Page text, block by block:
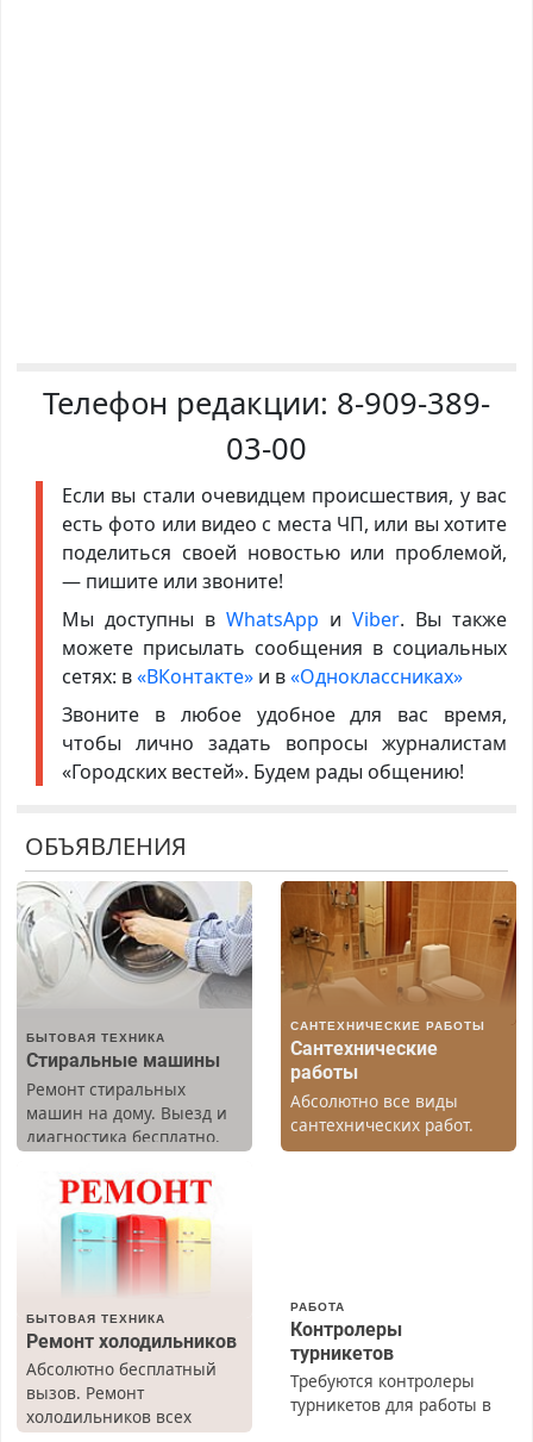
Телефон редакции: 8-909-389-
03-00
Если вы стали очевидцем происшествия, у вас
есть фото или видео с места ЧП, или вы хотите
поделиться своей новостью или проблемой,
— пишите или звоните!
Мы доступны в WhatsApp иViber. Вы также
можете присылать сообщения в социальных
сетях: в«ВКонтакте»и в«Одноклассниках»
Звоните в любое удобное для вас время,
чтобы лично задать вопросы журналистам
«Городских вестей». Будем рады общению!
ОБЪЯВЛЕНИЯ
БЫТОВАЯ ТЕХНИКА
Стиральные машины
Ремонт стиральных
машин на дому. Выезд и
диагностика бесплатно.
САНТЕХНИЧЕСКИЕ РАБОТЫ
Сантехнические
работы
Абсолютно все виды
сантехнических работ.
Быстро. Качественно.
БЫТОВАЯ ТЕХНИКА
Ремонт холодильников
Абсолютно бесплатный
вызов. Ремонт
холодильников всех
РАБОТА
Контролеры
турникетов
Требуются контролеры
турникетов для работы в